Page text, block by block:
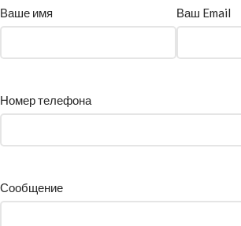
Ваше имя Ваш Email
Номер телефона
Сообщение